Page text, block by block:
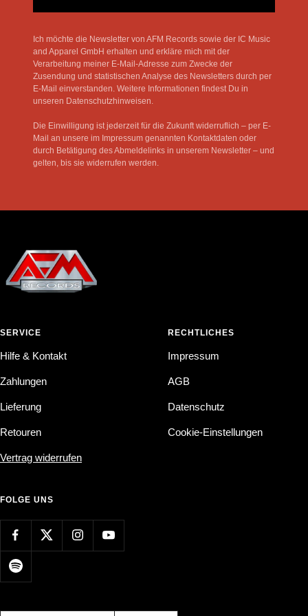
Ich möchte die Newsletter von AFM Records sowie der IC Music
and Apparel GmbH erhalten und erkläre mich mit der
Verarbeitung meiner E-Mail-Adresse zum Zwecke der
Zusendung und statistischen Analyse des Newsletters durch per
E-Mail einverstanden. Weitere Informationen findest Du in
unseren Datenschutzhinweisen.
Die Einwilligung ist jederzeit für die Zukunft widerruflich – per E-
Mail an unsere im Impressum genannten Kontaktdaten oder
durch Betätigung des Abmeldelinks in unserem Newsletter – und
gelten, bis sie widerrufen werden.
SERVICE
Hilfe & Kontakt
Zahlungen
Lieferung
Retouren
Vertrag widerrufen
RECHTLICHES
Impressum
AGB
Datenschutz
Cookie-Einstellungen
FOLGE UNS